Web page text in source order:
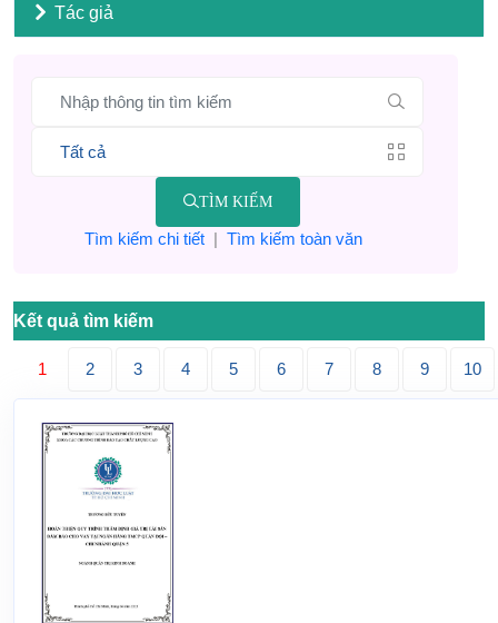
Tác giả
TÌM KIẾM
Tìm kiếm chi tiết| Tìm kiếm toàn văn
Kết quả tìm kiếm
1 2 3 4 5 6 7 8 9 10